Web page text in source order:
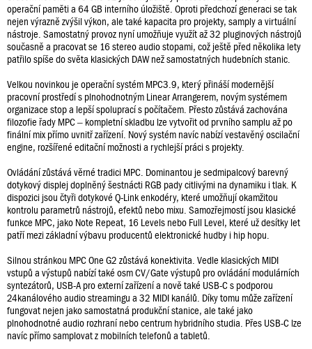
operační paměti a 64 GB interního úložiště. Oproti předchozí generaci se tak
nejen výrazně zvýšil výkon, ale také kapacita pro projekty, samply a virtuální
nástroje. Samostatný provoz nyní umožňuje využít až 32 pluginových nástrojů
současně a pracovat se 16 stereo audio stopami, což ještě před několika lety
patřilo spíše do světa klasických DAW než samostatných hudebních stanic.
Velkou novinkou je operační systém MPC3.9, který přináší modernější
pracovní prostředí s plnohodnotným Linear Arrangerem, novým systémem
organizace stop a lepší spoluprací s počítačem. Přesto zůstává zachována
filozofie řady MPC – kompletní skladbu lze vytvořit od prvního samplu až po
finální mix přímo uvnitř zařízení. Nový systém navíc nabízí vestavěný oscilační
engine, rozšířené editační možnosti a rychlejší práci s projekty.
Ovládání zůstává věrné tradici MPC. Dominantou je sedmipalcový barevný
dotykový displej doplněný šestnácti RGB pady citlivými na dynamiku i tlak. K
dispozici jsou čtyři dotykové Q-Link enkodéry, které umožňují okamžitou
kontrolu parametrů nástrojů, efektů nebo mixu. Samozřejmostí jsou klasické
funkce MPC, jako Note Repeat, 16 Levels nebo Full Level, které už desítky let
patří mezi základní výbavu producentů elektronické hudby i hip hopu.
Silnou stránkou MPC One G2 zůstává konektivita. Vedle klasických MIDI
vstupů a výstupů nabízí také osm CV/Gate výstupů pro ovládání modulárních
syntezátorů, USB-A pro externí zařízení a nově také USB-C s podporou
24kanálového audio streamingu a 32 MIDI kanálů. Díky tomu může zařízení
fungovat nejen jako samostatná produkční stanice, ale také jako
plnohodnotné audio rozhraní nebo centrum hybridního studia. Přes USB-C lze
navíc přímo samplovat z mobilních telefonů a tabletů.